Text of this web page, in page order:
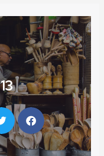
13 juillet 2008